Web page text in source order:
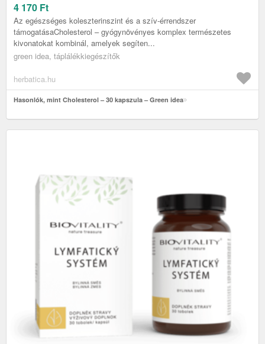
4 170 Ft
Az egészséges koleszterinszint és a szív-érrendszer
támogatásaCholesterol – gyógynövényes komplex természetes
kivonatokat kombinál, amelyek segíten...
green idea, táplálékkiegészítők
herbatica.hu
Hasonlók, mint Cholesterol – 30 kapszula – Green idea